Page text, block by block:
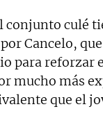
conjunto culé
Cancelo, que
para reforzar
mucho más
que el